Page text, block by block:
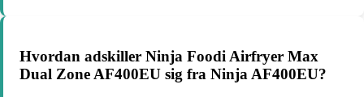
Hvordan adskiller Ninja Foodi Airfryer Max
Dual Zone AF400EU sig fra Ninja AF400EU?